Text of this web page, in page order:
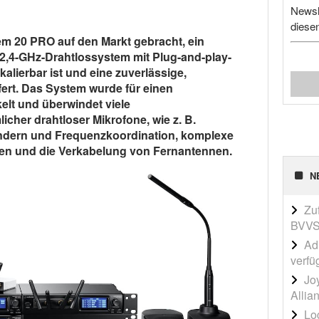
20 PRO auf den Markt gebracht, ein
GHz-Drahtlossystem mit Plug-and-play-
ist und eine zuverlässige,
Das System wurde für einen
und überwindet viele
drahtloser Mikrofone, wie z. B.
und Frequenzkoordination, komplexe
und die Verkabelung von Fernantennen.